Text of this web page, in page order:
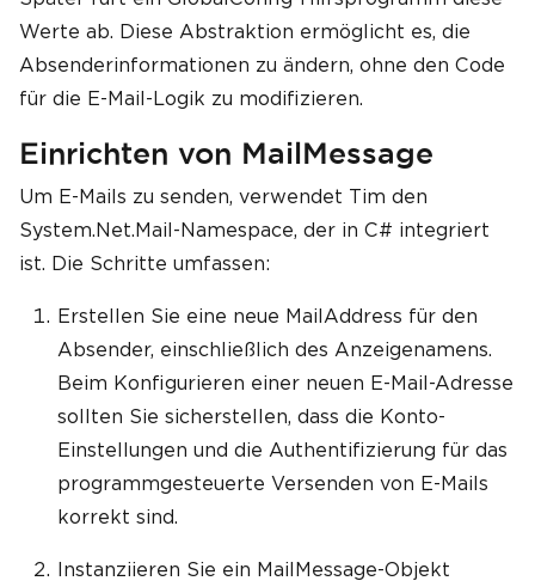
Werte ab. Diese Abstraktion ermöglicht es, die
Absenderinformationen zu ändern, ohne den Code
für die E-Mail-Logik zu modifizieren.
Einrichten von MailMessage
Um E-Mails zu senden, verwendet Tim den
System.Net.Mail-Namespace, der in C# integriert
ist. Die Schritte umfassen:
Erstellen Sie eine neue MailAddress für den
Absender, einschließlich des Anzeigenamens.
Beim Konfigurieren einer neuen E-Mail-Adresse
sollten Sie sicherstellen, dass die Konto-
Einstellungen und die Authentifizierung für das
programmgesteuerte Versenden von E-Mails
korrekt sind.
Instanziieren Sie ein MailMessage-Objekt